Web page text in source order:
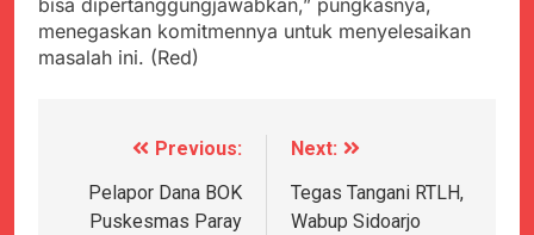
bisa dipertanggungjawabkan,” pungkasnya,
menegaskan komitmennya untuk menyelesaikan
masalah ini. (Red)
Navigasi
pos
Previous:
Pelapor Dana BOK
Puskesmas Paray
Next:
Tegas Tangani RTLH,
Wabup Sidoarjo